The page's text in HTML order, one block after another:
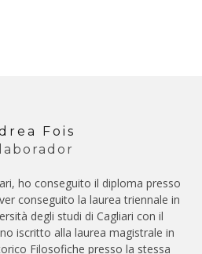
Fois
ho conseguito il diploma presso
conseguito la laurea triennale in
degli studi di Cagliari con il
iscritto alla laurea magistrale in
Filosofiche presso la stessa